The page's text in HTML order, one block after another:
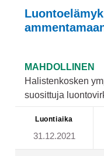
MAHDOLLINEN
Halistenkosken
suosittuja
Luontiaika
31.12.2021